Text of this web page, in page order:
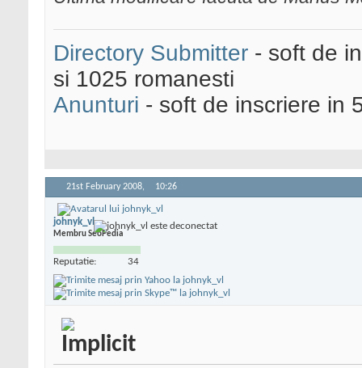
Directory Submitter - soft de
si 1025 romanesti
Anunturi - soft de inscriere in
21st February 2008, 10:26
johnyk_vl
Membru SeoPedia
Reputatie: 34